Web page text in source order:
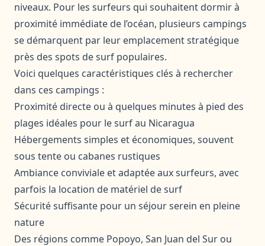
niveaux. Pour les surfeurs qui souhaitent dormir à
proximité immédiate de l’océan, plusieurs campings
se démarquent par leur emplacement stratégique
près des spots de surf populaires.
Voici quelques caractéristiques clés à rechercher
dans ces campings :
Proximité directe ou à quelques minutes à pied des
plages idéales pour le surf au Nicaragua
Hébergements simples et économiques, souvent
sous tente ou cabanes rustiques
Ambiance conviviale et adaptée aux surfeurs, avec
parfois la location de matériel de surf
Sécurité suffisante pour un séjour serein en pleine
nature
Des régions comme Popoyo, San Juan del Sur ou